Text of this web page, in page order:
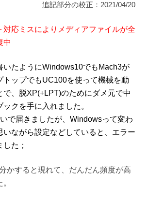
追記部分の校正：2021/04/20
対応ミスによりメディアファイルが全
中
いたようにWindows10でもMach3が
トップでもUC100を使って機械を動
で、脱XP(+LPT)のためにダメ元で中
クを手に入れました。
で届きましたが、Windowsって変わ
いながら設定などしていると、エラー
た；
かすると現れて、だんだん頻度が高